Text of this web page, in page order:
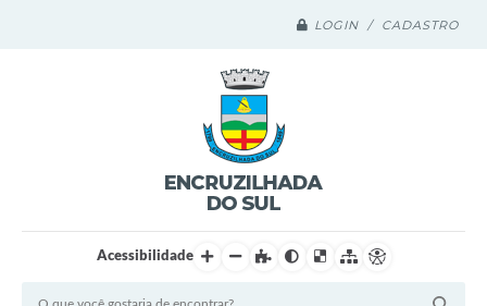
LOGIN / CADASTRO
Acessibilidade